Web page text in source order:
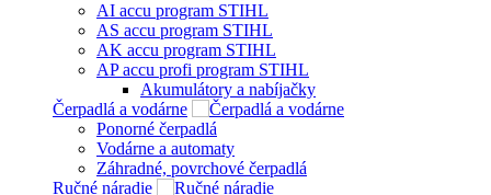
AI accu program STIHL
AS accu program STIHL
AK accu program STIHL
AP accu profi program STIHL
Akumulátory a nabíjačky
Čerpadlá a vodárne
Ponorné čerpadlá
Vodárne a automaty
Záhradné, povrchové čerpadlá
Ručné náradie